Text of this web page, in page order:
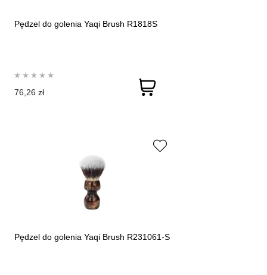
Pędzel do golenia Yaqi Brush R1818S
76,26 zł
Pędzel do golenia Yaqi Brush R231061-S